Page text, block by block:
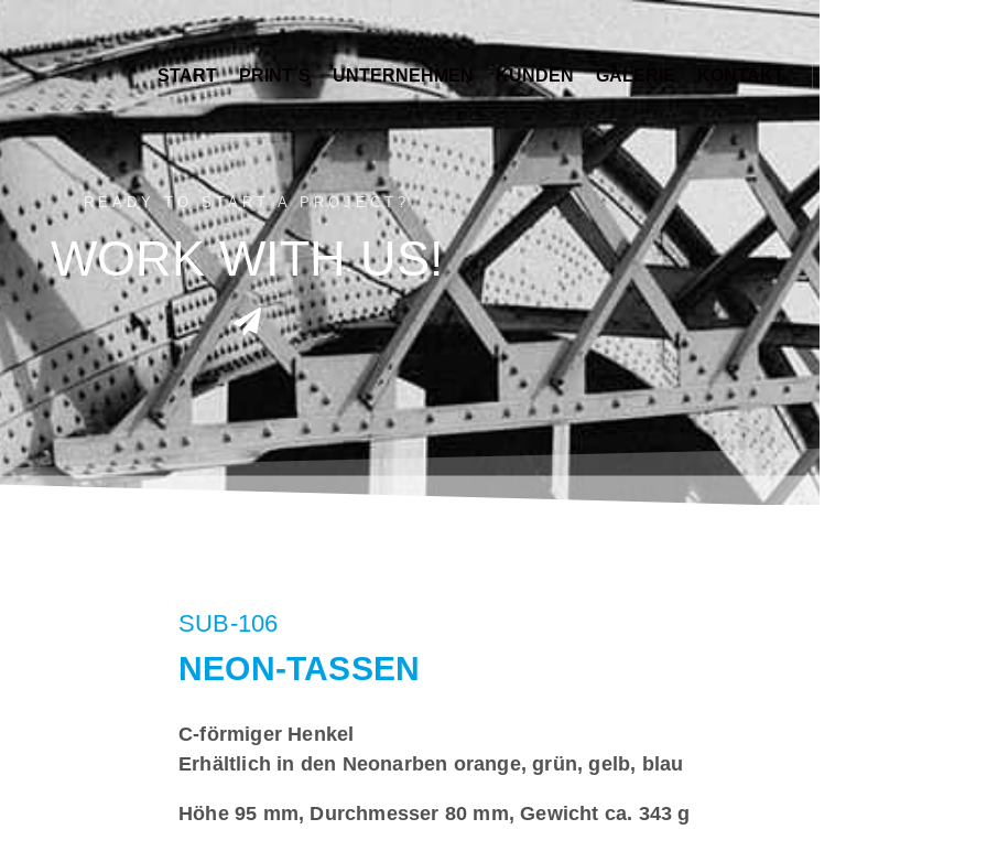
START PRINT´S UNTERNEHMEN KUNDEN GALERIE
READY TO START A PROJECT?
WORK WITH US!
SUB-106
NEON-TASSEN
C-förmiger Henkel
Erhältlich in den Neonarben orange, grün, gelb, blau
Höhe 95 mm, Durchmesser 80 mm, Gewicht ca. 343 g